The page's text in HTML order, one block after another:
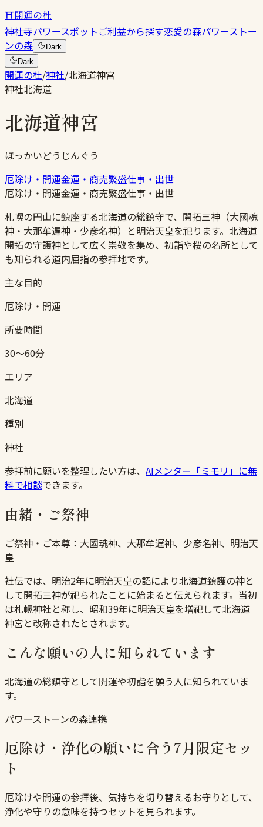
⛩開運の杜
神社寺パワースポットご利益から探す恋愛の森パワーストー
ンの森
Dark
Dark
開運の杜/神社/北海道神宮
神社北海道
北海道神宮
ほっかいどうじんぐう
厄除け・開運金運・商売繁盛仕事・出世
厄除け・開運金運・商売繁盛仕事・出世
札幌の円山に鎮座する北海道の総鎮守で、開拓三神（大國魂
神・大那牟遅神・少彦名神）と明治天皇を祀ります。北海道
開拓の守護神として広く崇敬を集め、初詣や桜の名所として
も知られる道内屈指の参拝地です。
主な目的
厄除け・開運
所要時間
30〜60分
エリア
北海道
種別
神社
参拝前に願いを整理したい方は、 AIメンター「ミモリ」に無
料で相談できます。
由緒・ご祭神
ご祭神・ご本尊： 大國魂神、大那牟遅神、少彦名神、明治天
皇
社伝では、明治2年に明治天皇の詔により北海道鎮護の神と
して開拓三神が祀られたことに始まると伝えられます。当初
は札幌神社と称し、昭和39年に明治天皇を増祀して北海道
神宮と改称されたとされます。
こんな願いの人に知られています
北海道の総鎮守として開運や初詣を願う人に知られていま
す。
パワーストーンの森連携
厄除け・浄化の願いに合う7月限定セッ
ト
厄除けや開運の参拝後、気持ちを切り替えるお守りとして、
浄化や守りの意味を持つセットを見られます。